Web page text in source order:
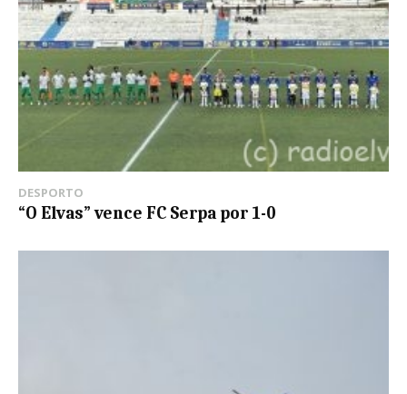
DESPORTO
“O Elvas” vence FC Serpa por 1-0